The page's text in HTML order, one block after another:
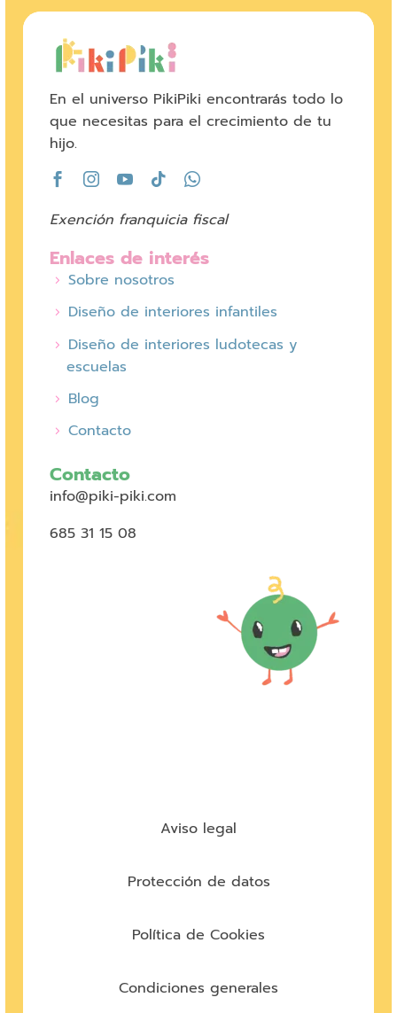
En el universo PikiPiki encontrarás todo lo
que necesitas para el crecimiento de tu
hijo.
Exención franquicia fiscal
Enlaces de interés
Sobre nosotros
Diseño de interiores infantiles
Diseño de interiores ludotecas y
escuelas
Blog
Contacto
Contacto
info@piki-piki.com
685 31 15 08
Aviso legal
Protección de datos
Política de Cookies
Condiciones generales